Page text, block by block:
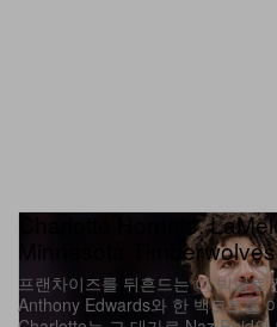
Minnesota Timberwolves
프랜차이즈를 뒤흔드는 이 빅딜
Anthony Edwards와 한 백코트를
Charlotte는 그 대가로 Naz Reid와
아 리빌딩 자산을 극대화한다.